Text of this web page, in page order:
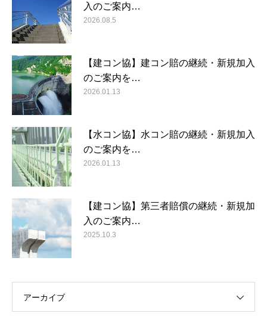
入のご案内…
2026.08.5
【建コン協】建コン賠の継続・新規加入
のご案内を…
2026.01.13
【水コン協】水コン賠の継続・新規加入
のご案内を…
2026.01.13
【建コン協】第三者賠償の継続・新規加
入のご案内…
2025.10.3
アーカイブ